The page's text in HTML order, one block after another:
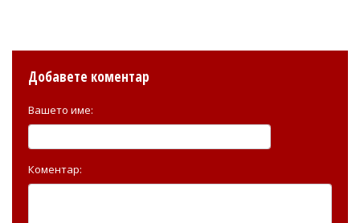
Добавете коментар
Вашето име:
Коментар: